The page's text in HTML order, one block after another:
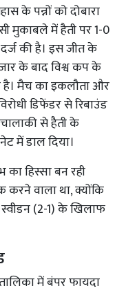
के पन्नों को दोबारा
मुकाबले में हैती पर 1-0
की है। इस जीत के
के बाद विश्व कप के
है। मैच का इकलौता और
डिफेंडर से रिबाउंड
से हैती के
में डाल दिया।
हिस्सा बन रही
वाला था, क्योंकि
(2-1) के खिलाफ
में बंपर फायदा